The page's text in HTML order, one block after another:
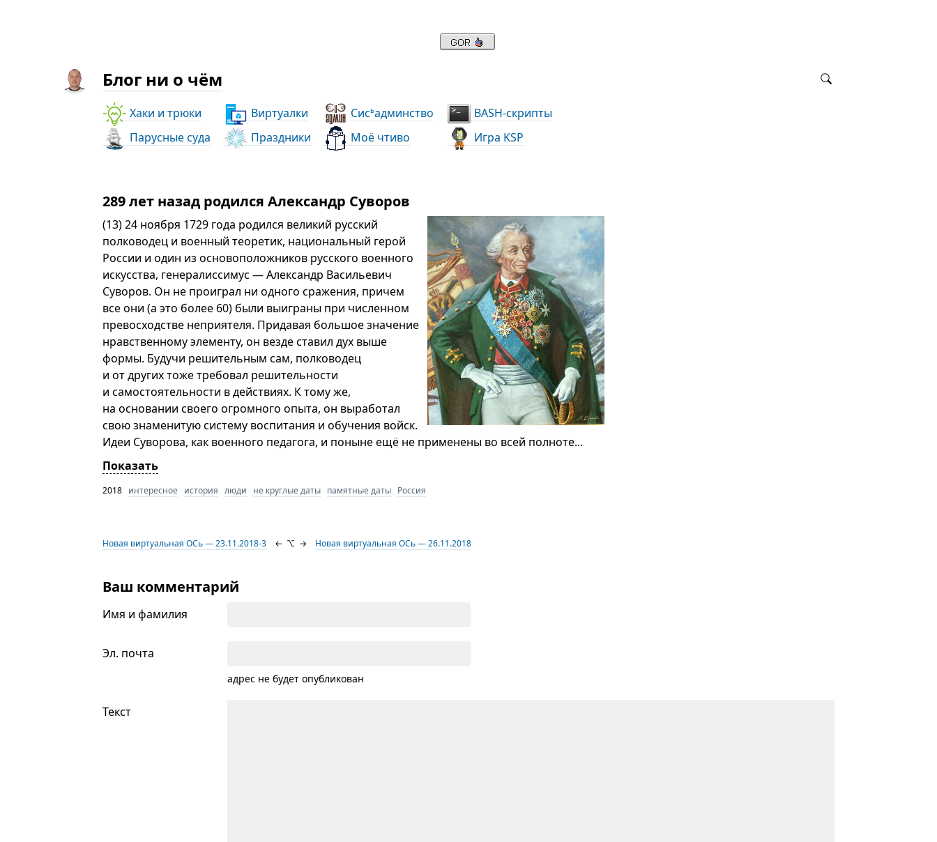
Блог ни о чём
Хаки и трюки Виртуалки Сисьадминство
BASH-скрипты
Парусные суда
Праздники Моё чтиво Игра KSP
289 лет назад родился Александр Суворов
(13) 24 ноября 1729 года родился великий русский
полководец и военный теоретик, национальный герой
России и один из основоположников русского военного
искусства, генералиссимус — Александр Васильевич
Суворов. Он не проиграл ни одного сражения, причем
все они (а это более 60) были выиграны при численном
превосходстве неприятеля. Придавая большое значение
нравственному элементу, он везде ставил дух выше
формы. Будучи решительным сам, полководец
и от других тоже требовал решительности
и самостоятельности в действиях. К тому же,
на основании своего огромного опыта, он выработал
свою знаменитую систему воспитания и обучения войск.
Идеи Суворова, как военного педагога, и поныне ещё не применены во всей полноте...
Показать
2018 интересное история люди не круглые даты памятные даты Россия
Новая виртуальная ОСь — 23.11.2018-3 ← ⌥ → Новая виртуальная ОСь — 26.11.2018
Ваш комментарий
Имя и фамилия
Эл. почта
адрес не будет опубликован
Текст